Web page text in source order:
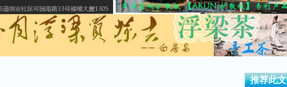
推荐此文